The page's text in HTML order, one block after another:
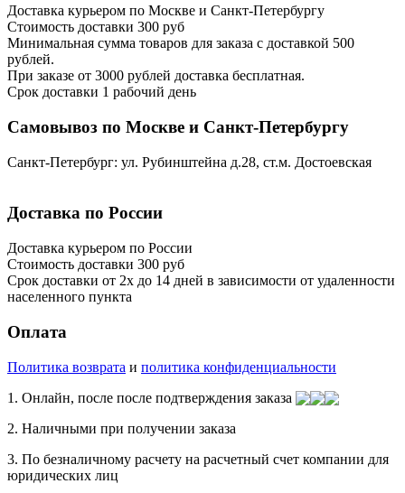
Доставка курьером по Москве и Санкт-Петербургу
Стоимость доставки 300 руб
Минимальная сумма товаров для заказа с доставкой 500
рублей.
При заказе от 3000 рублей доставка бесплатная.
Срок доставки 1 рабочий день
Самовывоз по Москве и Санкт-Петербургу
Санкт-Петербург: ул. Рубинштейна д.28, ст.м. Достоевская
Доставка по России
Доставка курьером по России
Стоимость доставки 300 руб
Срок доставки от 2х до 14 дней в зависимости от удаленности
населенного пункта
Оплата
Политика возврата и политика конфиденциальности
1. Онлайн, после после подтверждения заказа
2. Наличными при получении заказа
3. По безналичному расчету на расчетный счет компании для
юридических лиц